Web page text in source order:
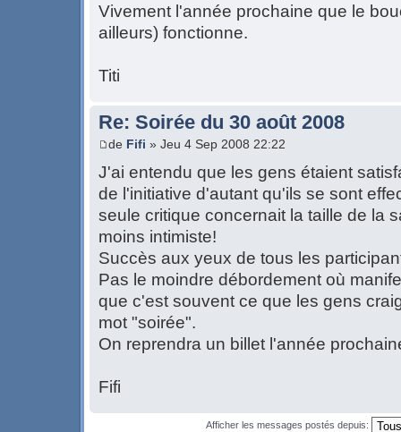
Vivement l'année prochaine que le
ailleurs) fonctionne.
Titi
Re: Soirée du 30 août 2008
de Fifi » Jeu 4 Sep 2008 22:22
J'ai entendu que les gens étaient
de l'initiative d'autant qu'ils se sont
seule critique concernait la taille de la
moins intimiste!
Succès aux yeux de tous les
Pas le moindre débordement où
que c'est souvent ce que les gens
mot "soirée".
On reprendra un billet l'année
Fifi
Afficher les messages postés depuis: